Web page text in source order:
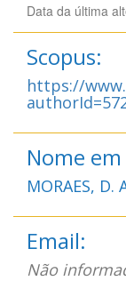
Data da última
Scopus:
https://
Nome
MORAES, D.
Email:
Não